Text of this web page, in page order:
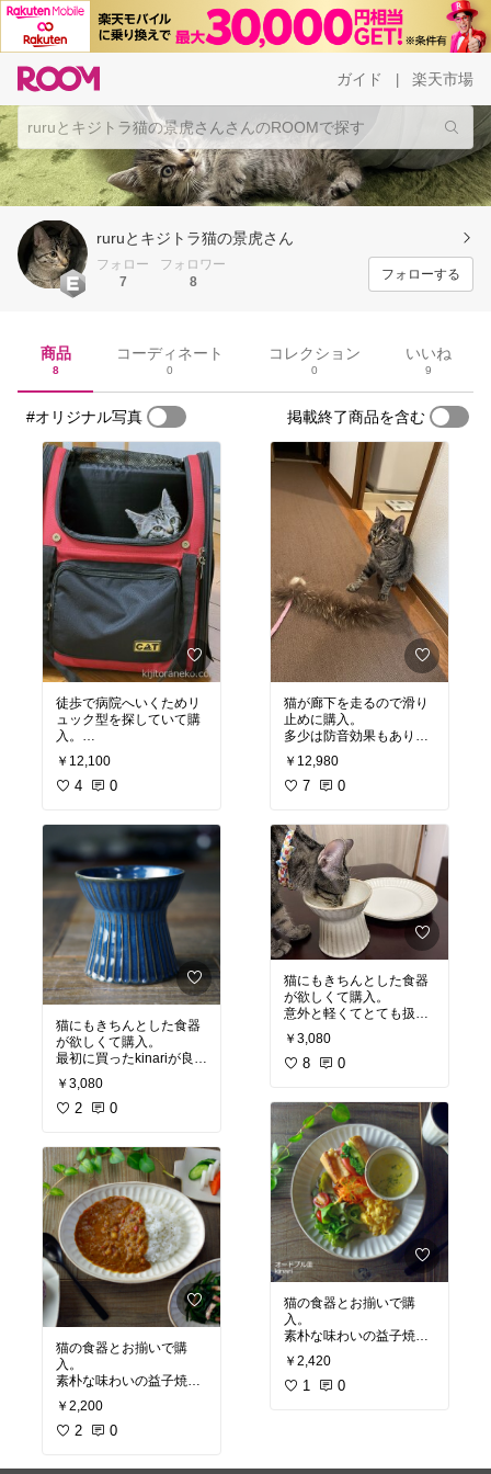
ガイド 楽天市場
ruruとキジトラ猫の景虎さん
フォロー
7
フォロワー
8
フォローする
商品
8
コーディネート
0
コレクション
0
いいね
9
#オリジナル写真 掲載終了商品を含む
徒歩で病院へいくためリ
ュック型を探していて購
入。
やすい。
コミュニケーションポケ
撫でてあげていると落ち
着く。
#オリジナル写真 #ペット
部 #猫部 #猫グッズ #買っ
てよかった
￥12,100
4 0
猫にもきちんとした食器
が欲しくて購入。
最初に買ったkinariが良か
しまった。
意外と軽くてとても扱い
あるのでどうかと思った
が本猫も気に入って使っ
てくれている。
#ペット部 #猫部 #猫グッ
ズ
#猫のご飯 #買ってよ
かった
￥3,080
2 0
猫の食器とお揃いで購
入。
素朴な味わいの益子焼。
洋食どちらでもOK。
￥2,200
2 0
猫が廊下を走るので滑り
止めに購入。
多少は防音効果もありそ
長さを合わせて切るだけ
なので、タイルタイプを
裸足で歩いても暖かくな
った。
#オリジナル写真 #ペット
#猫部 #猫グッズ
#猫の
ご飯
#買ってよかった
￥12,980
7 0
猫にもきちんとした食器
が欲しくて購入。
意外と軽くてとても扱い
お椀のような形で深さが
あるのでどうかと思った
自分の食器とお揃いにで
きて嬉しい！
#オリジナル写真 #ペット
部
#猫部 #猫グッズ #猫の
ご飯 #買ってよかった
￥3,080
8 0
猫の食器とお揃いで購
入。
素朴な味わいの益子焼。
洋食どちらでもOK。
￥2,420
1 0